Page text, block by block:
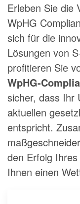
Erleben Sie die
WpHG
sich für die
Lösungen von
profitieren Sie
WpHG-
sicher, dass Ihr
aktuellen
entspricht.
den Erfolg
Ihnen einen